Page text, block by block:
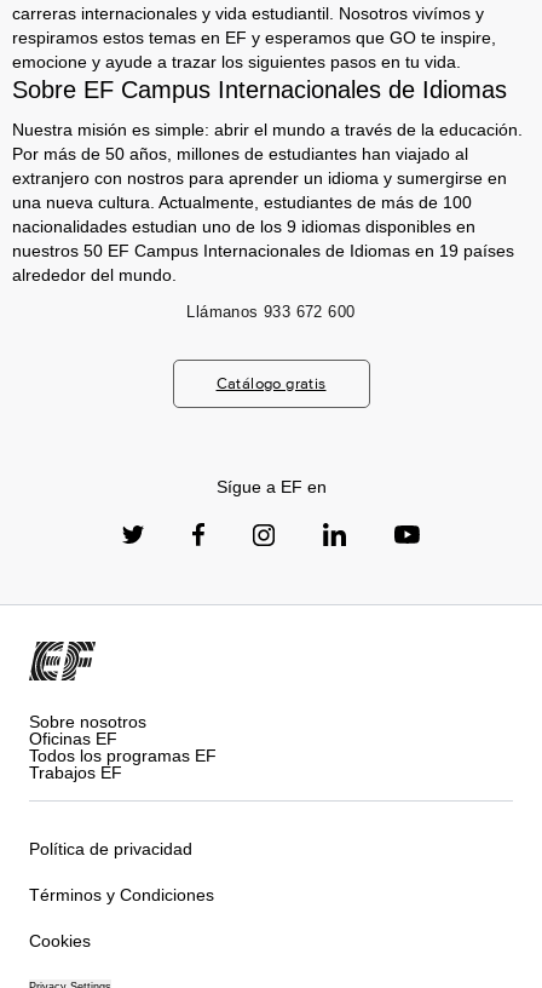
carreras internacionales y vida estudiantil. Nosotros vivímos y
respiramos estos temas en EF y esperamos que GO te inspire,
emocione y ayude a trazar los siguientes pasos en tu vida.
Sobre EF Campus Internacionales de Idiomas
Nuestra misión es simple: abrir el mundo a través de la educación.
Por más de 50 años, millones de estudiantes han viajado al
extranjero con nostros para aprender un idioma y sumergirse en
una nueva cultura. Actualmente, estudiantes de más de 100
nacionalidades estudian uno de los 9 idiomas disponibles en
nuestros 50 EF Campus Internacionales de Idiomas en 19 países
alrededor del mundo.
Llámanos 933 672 600
Catálogo gratis
Sígue a EF en
Sobre nosotros
Oficinas EF
Todos los programas EF
Trabajos EF
Política de privacidad
Términos y Condiciones
Cookies